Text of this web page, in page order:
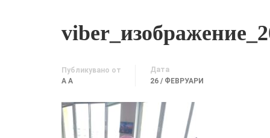
Публикувано от
A A
Дата
26 / ФЕВРУАРИ